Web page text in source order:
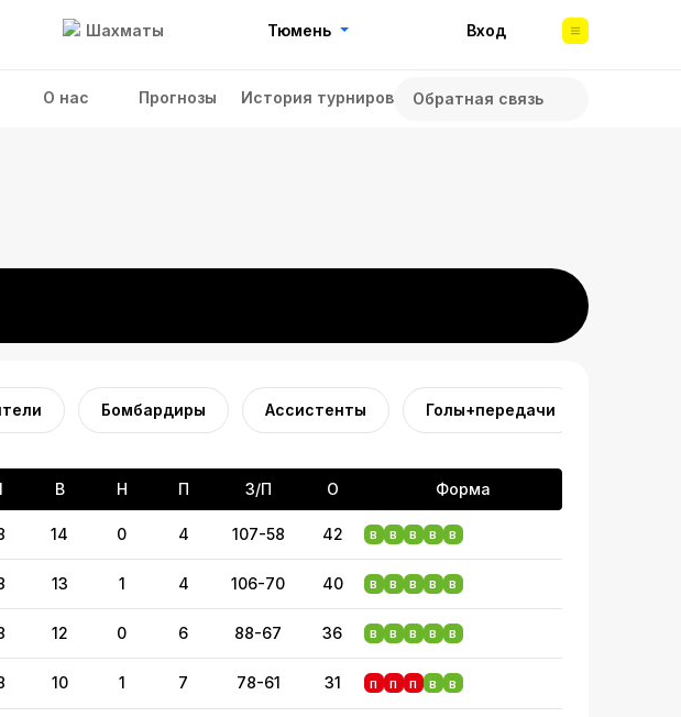
Шахматы Тюмень Вход
О нас Прогнозы История турниров Обратная связь
Бомбардиры Ассистенты Голы+передачи
В Н П З/П О Форма
14 0 4 107-58 42 В В В В В
13 1 4 106-70 40 В В В В В
12 0 6 88-67 36 В В В В В
10 1 7 78-61 31 П П П В В